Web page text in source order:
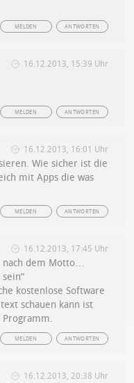
ANTWORTEN
MELDEN
16.12.2013, 15:39 Uhr
ANTWORTEN
MELDEN
16.12.2013, 16:01 Uhr
Wie sicher ist die
mit Apps die was
ANTWORTEN
MELDEN
16.12.2013, 17:45 Uhr
dem Motto…
kostenlose Software
schauen kann ist
ANTWORTEN
MELDEN
16.12.2013, 20:38 Uhr